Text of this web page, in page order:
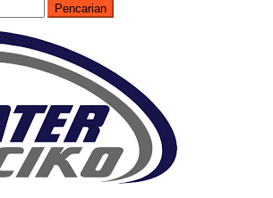
Pencarian